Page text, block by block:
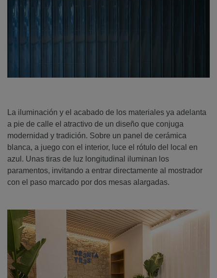
La iluminación y el acabado de los materiales ya adelanta
a pie de calle el atractivo de un diseño que conjuga
modernidad y tradición. Sobre un panel de cerámica
blanca, a juego con el interior, luce el rótulo del local en
azul. Unas tiras de luz longitudinal iluminan los
paramentos, invitando a entrar directamente al mostrador
con el paso marcado por dos mesas alargadas.